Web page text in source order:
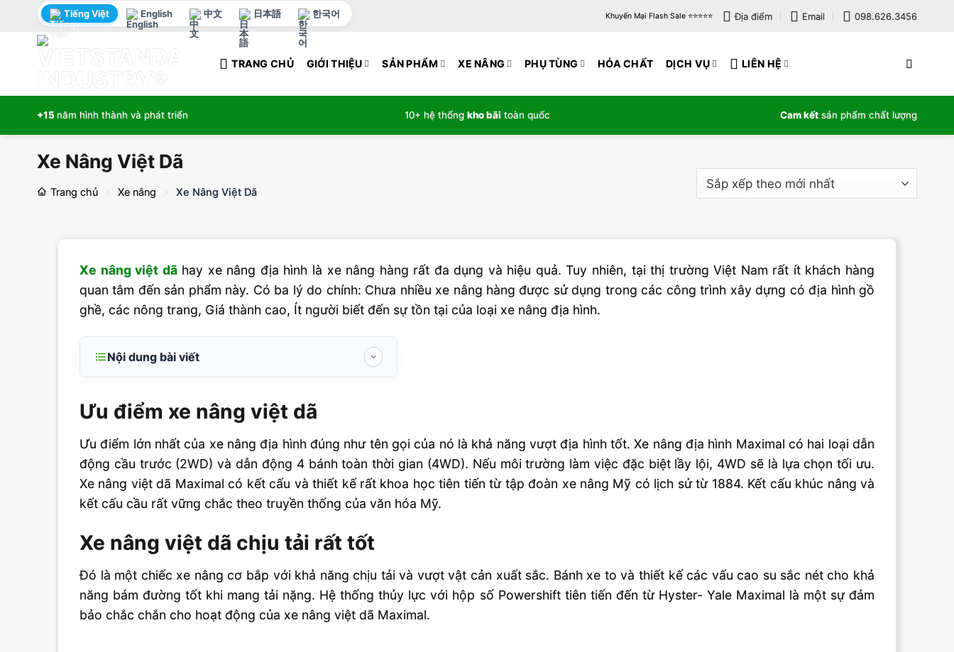
Tiếng Việt English 中文 日本語 한국어 Khuyến Mại Flash Sale ⭐️⭐️⭐️⭐️⭐️ Địa điểm Email 098.626.3456
TRANG CHỦ GIỚI THIỆU SẢN PHẨM XE NÂNG PHỤ TÙNG HÓA CHẤT DỊCH VỤ LIÊN HỆ
+15 năm hình thành và phát triển 10+ hệ thống kho bãi toàn quốc Cam kết sản phẩm chất lượng
Xe Nâng Việt Dã
Trang chủ Xe nâng Xe Nâng Việt Dã
Xe nâng việt dãhay xe nâng địa hình là xe nâng hàng rất đa dụng và hiệu quả. Tuy nhiên, tại thị trường Việt Nam rất ít khách hàng
quan tâm đến sản phẩm này. Có ba lý do chính: Chưa nhiều xe nâng hàng được sử dụng trong các công trình xây dựng có địa hình gồ
ghề, các nông trang, Giá thành cao, Ít người biết đến sự tồn tại của loại xe nâng địa hình.
Nội dung bài viết
Xe nâng việt dã chịu tải rất tốt
Ưu điểm xe nâng việt dã
Ưu điểm lớn nhất của xe nâng địa hình đúng như tên gọi của nó là khả năng vượt địa hình tốt. Xe nâng địa hình Maximal có hai loại dẫn
động cầu trước (2WD) và dẫn động 4 bánh toàn thời gian (4WD). Nếu môi trường làm việc đặc biệt lầy lội, 4WD sẽ là lựa chọn tối ưu.
Xe nâng việt dã Maximal có kết cấu và thiết kế rất khoa học tiên tiến từ tập đoàn xe nâng Mỹ có lịch sử từ 1884. Kết cấu khúc nâng và
kết cấu cầu rất vững chắc theo truyền thống của văn hóa Mỹ.
Xe nâng việt dã chịu tải rất tốt
Đó là một chiếc xe nâng cơ bắp với khả năng chịu tải và vượt vật cản xuất sắc. Bánh xe to và thiết kế các vấu cao su sắc nét cho khả
năng bám đường tốt khi mang tải nặng. Hệ thống thủy lực với hộp số Powershift tiên tiến đến từ Hyster- Yale Maximal là một sự đảm
bảo chắc chắn cho hoạt động của xe nâng việt dã Maximal.